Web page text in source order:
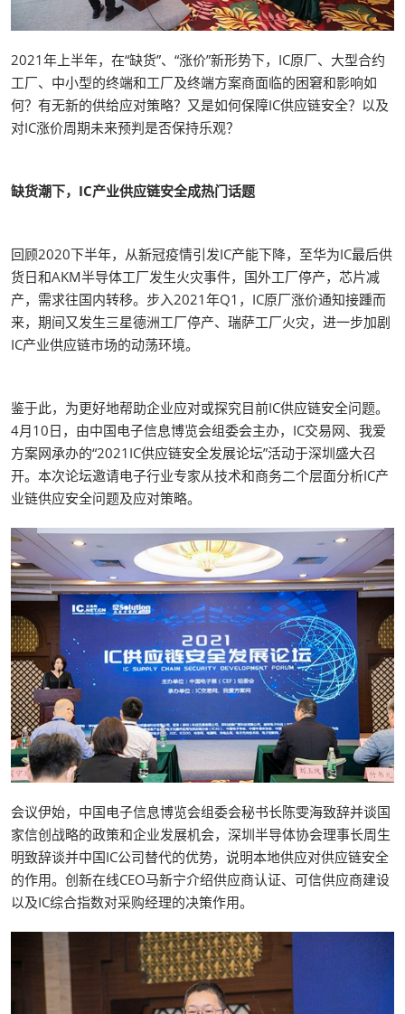
2021年上半年，在“缺货”、“涨价”新形势下，IC原厂、大型合约
工厂、中小型的终端和工厂及终端方案商面临的困窘和影响如
何？有无新的供给应对策略？又是如何保障IC供应链安全？以及
对IC涨价周期未来预判是否保持乐观？
缺货潮下，IC产业供应链安全成热门话题
回顾2020下半年，从新冠疫情引发IC产能下降，至华为IC最后供
货日和AKM半导体工厂发生火灾事件，国外工厂停产，芯片减
产，需求往国内转移。步入2021年Q1，IC原厂涨价通知接踵而
来，期间又发生三星德洲工厂停产、瑞萨工厂火灾，进一步加剧
IC产业供应链市场的动荡环境。
鉴于此，为更好地帮助企业应对或探究目前IC供应链安全问题。
4月10日，由中国电子信息博览会组委会主办，IC交易网、我爱
方案网承办的“2021IC供应链安全发展论坛”活动于深圳盛大召
开。本次论坛邀请电子行业专家从技术和商务二个层面分析IC产
业链供应安全问题及应对策略。
会议伊始，中国电子信息博览会组委会秘书长陈雯海致辞并谈国
家信创战略的政策和企业发展机会，深圳半导体协会理事长周生
明致辞谈并中国IC公司替代的优势，说明本地供应对供应链安全
的作用。创新在线CEO马新宁介绍供应商认证、可信供应商建设
以及IC综合指数对采购经理的决策作用。